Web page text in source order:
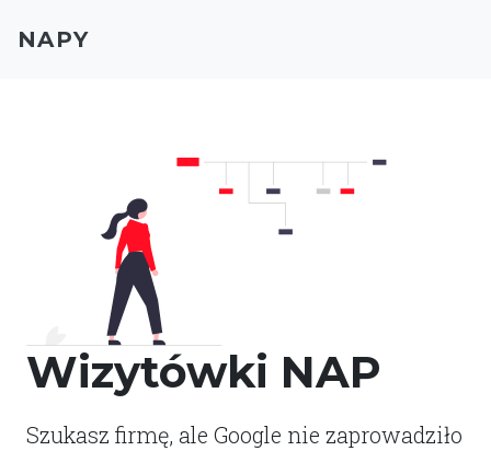
Wizytówki NAP
Szukasz firmę, ale Google nie zaprowadziło
NAPY